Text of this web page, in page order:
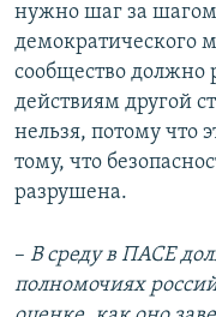
нужно шаг за
демократического
сообщество должно
действиям другой
нельзя, потому что
тому, что
разрушена.
–​ В среду в ПАСЕ
полномочиях